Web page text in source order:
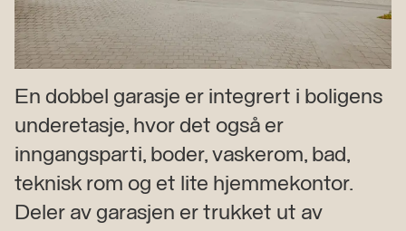
En dobbel garasje er integrert i boligens
underetasje, hvor det også er
inngangsparti, boder, vaskerom, bad,
teknisk rom og et lite hjemmekontor.
Deler av garasjen er trukket ut av